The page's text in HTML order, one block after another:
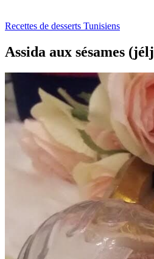
Recettes de desserts Tunisiens
Assida aux sésames